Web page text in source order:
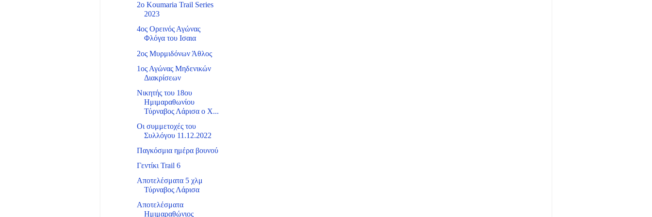
2ο Koumaria Trail Series
2023
4ος Ορεινός Αγώνας
Φλόγα του Ισαια
2ος Μυρμιδόνων Άθλος
1ος Αγώνας Μηδενικών
Διακρίσεων
Νικητής του 18ου
Ημιμαραθωνίου
Τύρναβος Λάρισα ο Χ...
Οι συμμετοχές του
Συλλόγου 11.12.2022
Παγκόσμια ημέρα βουνού
Γεντίκι Trail 6
Αποτελέσματα 5 χλμ
Τύρναβος Λάρισα
Αποτελέσματα
Ημιμαραθώνιος